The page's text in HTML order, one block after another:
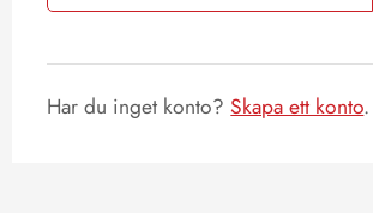
Har du inget konto?Skapa ett konto.